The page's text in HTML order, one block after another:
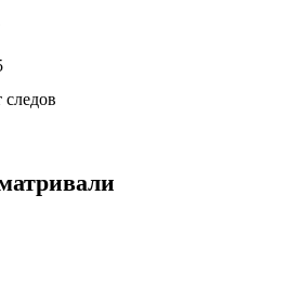
следов